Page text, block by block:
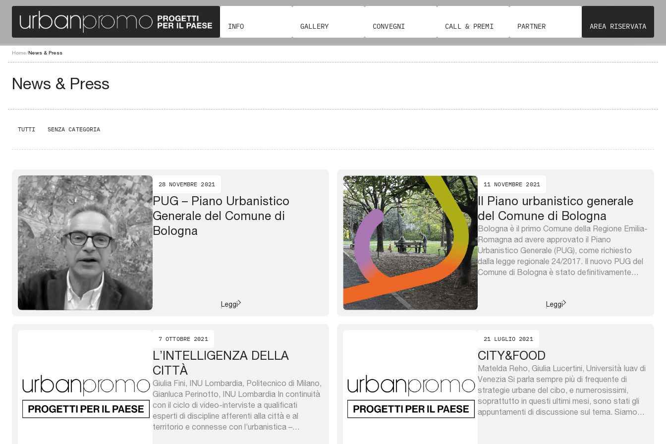
INFO GALLERY CONVEGNI CALL & PREMI PARTNER AREA RISERVATA
Home/News & Press
News & Press
TUTTI SENZA CATEGORIA
28 NOVEMBRE 2021
PUG – Piano Urbanistico
Generale del Comune di
Bologna
Leggi
11 NOVEMBRE 2021
Il Piano urbanistico generale
del Comune di Bologna
Bologna è il primo Comune della Regione Emilia-
Romagna ad avere approvato il Piano
Urbanistico Generale (PUG), come richiesto
dalla legge regionale 24/2017. Il nuovo PUG del
Comune di Bologna è stato definitivamente
quella dell’innovazione e quella ...
Leggi
7 OTTOBRE 2021
L’INTELLIGENZA DELLA
CITTÀ
Giulia Fini, INU Lombardia, Politecnico di Milano,
Gianluca Perinotto, INU Lombardia In continuità
con il ciclo di video-interviste a qualificati
esperti di discipline afferenti alla città e al
territorio e connesse con l’urbanistica –
21 LUGLIO 2021
CITY&FOOD
Matelda Reho, Giulia Lucertini, Università Iuav di
Venezia Si parla sempre più di frequente di
strategie urbane del cibo, e numerosissimi,
soprattutto in questi ultimi mesi, sono stati gli
appuntamenti di discussione sul tema. Siamo